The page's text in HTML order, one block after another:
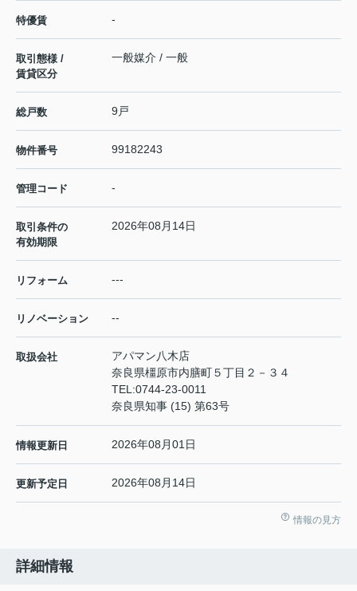
特優賃 -
取引態様 /
賃貸区分
一般媒介 / 一般
総戸数 9戸
物件番号 99182243
管理コード -
取引条件の
有効期限
2026年08月14日
リフォーム ---
リノベーション --
取扱会社
アパマン八木店
奈良県橿原市内膳町５丁目２－３４
TEL:0744-23-0011
奈良県知事 (15) 第63号
情報更新日 2026年08月01日
更新予定日 2026年08月14日
情報の見方
詳細情報